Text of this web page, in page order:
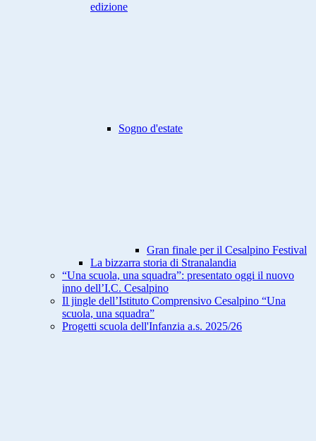
edizione
Sogno d'estate
Gran finale per il Cesalpino Festival
La bizzarra storia di Stranalandia
“Una scuola, una squadra”: presentato oggi il nuovo
inno dell’I.C. Cesalpino
Il jingle dell’Istituto Comprensivo Cesalpino “Una
scuola, una squadra”
Progetti scuola dell'Infanzia a.s. 2025/26